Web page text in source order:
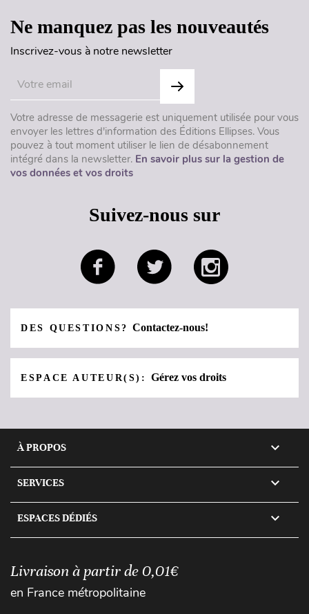
Ne manquez pas les nouveautés
Inscrivez-vous à notre newsletter
Votre adresse de messagerie est uniquement utilisée pour vous
envoyer les lettres d'information des Éditions Ellipses. Vous
pouvez à tout moment utiliser le lien de désabonnement
intégré dans la newsletter. En savoir plus sur la gestion de
vos données et vos droits
Suivez-nous sur
DES QUESTIONS?Contactez-nous!
ESPACE AUTEUR(S):Gérez vos droits
À PROPOS 
SERVICES 
ESPACES DÉDIÉS 
Livraison à partir de 0,01€
en France métropolitaine